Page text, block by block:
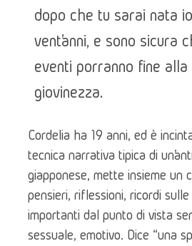
dopo che tu sarai nata
vent’anni, e sono sicura
eventi porranno fine alla
giovinezza.
Cordelia ha 19 anni, ed è
tecnica narrativa tipica di
giapponese, mette insieme un
pensieri, riflessioni, ricordi
importanti dal punto di vista
sessuale, emotivo. Dice “una